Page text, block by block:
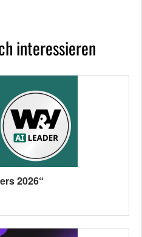
interessieren
2026“